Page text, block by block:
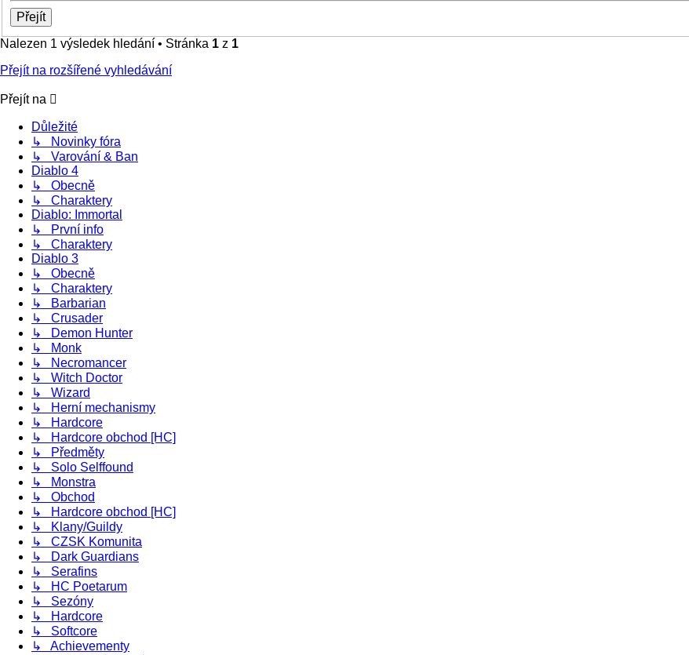
Nalezen 1 výsledek hledání • Stránka 1 z 1
Přejít na rozšířené vyhledávání
Přejít na
Důležité
↳ Novinky fóra
↳ Varování & Ban
Diablo 4
↳ Obecně
↳ Charaktery
Diablo: Immortal
↳ První info
↳ Charaktery
Diablo 3
↳ Obecně
↳ Charaktery
↳ Barbarian
↳ Crusader
↳ Demon Hunter
↳ Monk
↳ Necromancer
↳ Witch Doctor
↳ Wizard
↳ Herní mechanismy
↳ Hardcore
↳ Hardcore obchod [HC]
↳ Předměty
↳ Solo Selffound
↳ Monstra
↳ Obchod
↳ Hardcore obchod [HC]
↳ Klany/Guildy
↳ CZSK Komunita
↳ Dark Guardians
↳ Serafins
↳ HC Poetarum
↳ Sezóny
↳ Hardcore
↳ Softcore
↳ Achievementy